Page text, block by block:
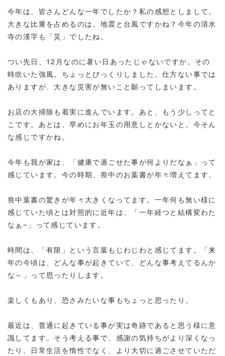
今年は、皆さんどんな一年でしたか？私の感想としまして。
大きな比重を占めるのは、地震と台風ですかね？今年の清水
寺の漢字も「災」でしたね。
つい先日、12月なのに暑い日あったじゃないですか。その
時吹いた強風。ちょっとびっくりしました。仕方ない事では
ありますが、大きな災害が無いこと願ってしまいます。
お店の大掃除も着実に進んでいます。あと、もう少しってと
こです。あとは、早めにお年玉の用意しとかないと。今そん
な感じですかね。
今年も我が家は、「健康で過ごせた事が何よりだなぁ」って
感じています。今の時期、喪中のお葉書が年々増えてます。
喪中葉書の驚きが年々大きくなってます。一年何も無い様に
感じていた頃とは対照的に近年は、「一年経つと結構変わた
なぁ~」って感じています。
時間は、「有限」という言葉もじわじわと感じてます。「来
年の今頃は、どんな事が起きていて、どんな事考えてるんか
な～」って思ったりします。
楽しくもあり、恐さみたいな事もちょっと思ったり。
最近は、普通に起きている事が実は奇跡であると思う様に意
識してます。そう考える事で、感謝の気持ちがより深くなっ
たり、日常生活を惰性でなく、より大切に過ごさせていただ